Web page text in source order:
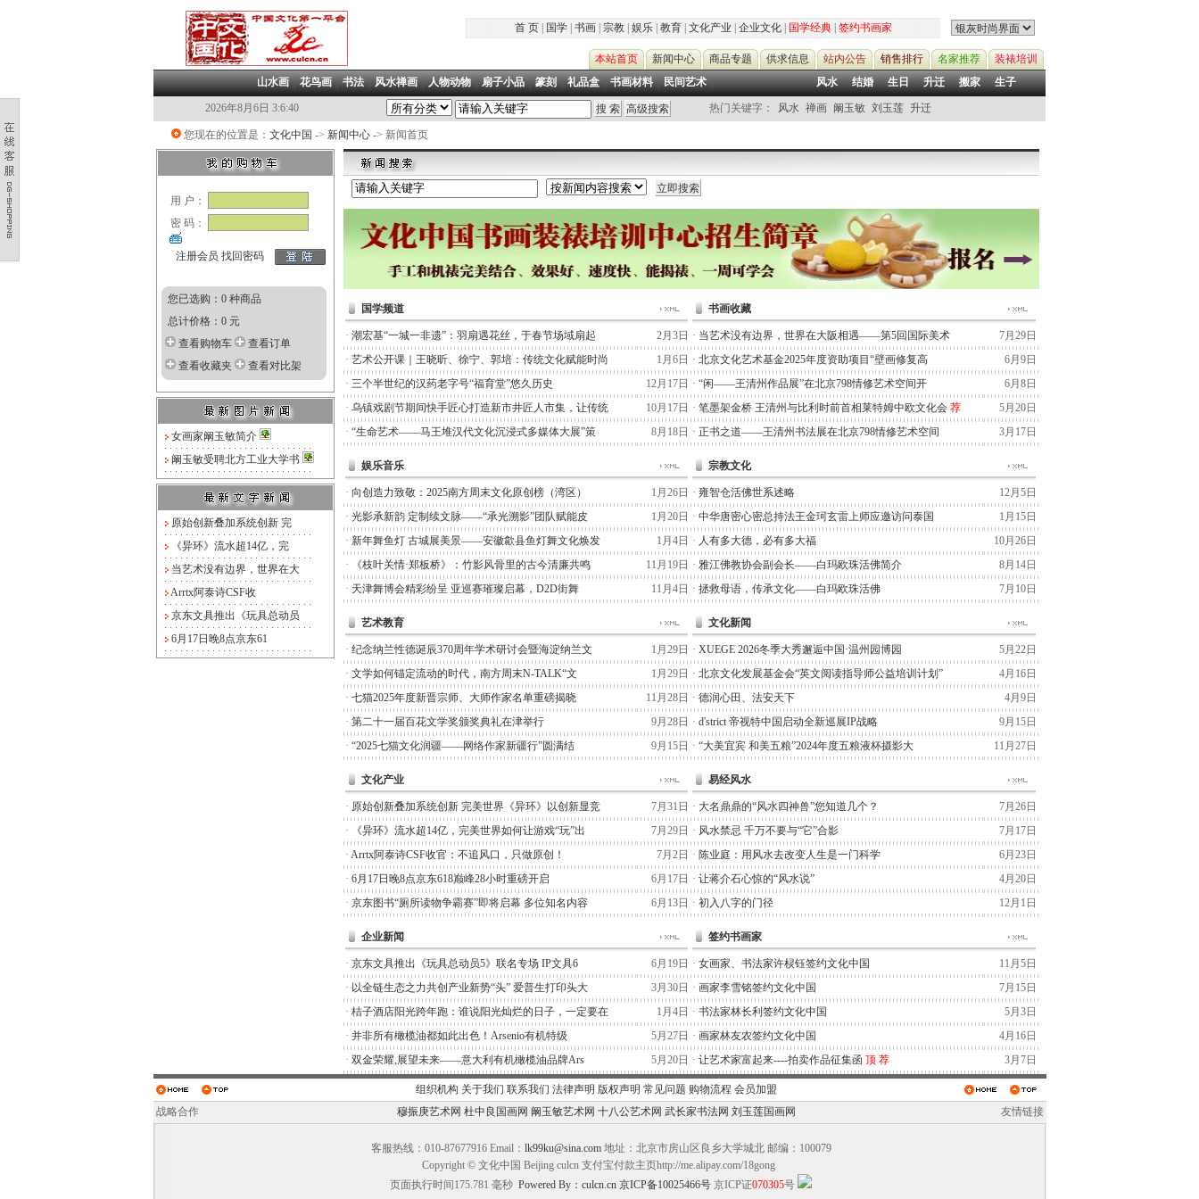
首 页| 国学| 书画| 宗教| 娱乐| 教育| 文化产业 企业文化| 国学经典| 签约书画家
本站首页 新闻中心 商品专题 供求信息 站内公告 销售排行 名家推荐
装裱培训
山水画|花鸟画|书法|风水禅画|人物动物|扇子小品|篆刻 |礼品盒|书画材料|民间艺术| 风水 结婚 生日 升迁 搬家 生子
2026年8月6日 3:6:40 热门关键字： 风水 禅画 阚玉敏 刘玉莲 升迁
您现在的位置是： 文化中国 -> 新闻中心 -> 新闻首页
用 户：
密 码：
注册会员 找回密码
您已选购：0 种商品
总计价格：0 元
查看购物车
查看订单
查看收藏夹
查看对比架
女画家阚玉敏简介
阚玉敏受聘北方工业大学书
原始创新叠加系统创新 完
《异环》流水超14亿，完
当艺术没有边界，世界在大
Arrtx阿泰诗CSF收
京东文具推出《玩具总动员
6月17日晚8点京东61
国学频道
· 潮宏基“一城一非遗”：羽扇遇花丝，于春节场域扇起
2月3日
· 艺术公开课｜王晓昕、徐宁、郭培：传统文化赋能时尚
1月6日
· 三个半世纪的汉药老字号“福育堂”悠久历史
12月17日
· 乌镇戏剧节期间快手匠心打造新市井匠人市集，让传统
10月17日
· “生命艺术——马王堆汉代文化沉浸式多媒体大展”策 8月18日
书画收藏
· 当艺术没有边界，世界在大阪相遇——第5回国际美术
7月29日
· 北京文化艺术基金2025年度资助项目“壁画修复高
6月9日
· “闲——王清州作品展”在北京798情修艺术空间开
6月8日
· 笔墨架金桥 王清州与比利时前首相莱特姆中欧文化会 荐
5月20日
· 正书之道——王清州书法展在北京798情修艺术空间 3月17日
娱乐音乐
· 向创造力致敬：2025南方周末文化原创榜（湾区）
1月26日
· 光影承新韵 定制续文脉——“承光溯影”团队赋能皮
1月20日
· 新年舞鱼灯 古城展美景——安徽歙县鱼灯舞文化焕发
1月4日
·
《枝叶关情·郑板桥》：竹影风骨里的古今清廉共鸣
11月19日
· 天津舞博会精彩纷呈 亚巡赛璀璨启幕，D2D街舞 11月4日
宗教文化
· 雍智仓活佛世系述略
12月5日
· 中华唐密心密总持法王金珂玄雷上师应邀访问泰国
1月15日
· 人有多大德，必有多大福
10月26日
· 雅江佛教协会副会长——白玛欧珠活佛简介
8月14日
· 拯救母语，传承文化——白玛欧珠活佛 7月10日
艺术教育
· 纪念纳兰性德诞辰370周年学术研讨会暨海淀纳兰文
1月29日
· 文学如何锚定流动的时代，南方周末N-TALK“文
1月29日
· 七猫2025年度新晋宗师、大师作家名单重磅揭晓
11月28日
· 第二十一届百花文学奖颁奖典礼在津举行
9月28日
· “2025七猫文化润疆——网络作家新疆行”圆满结 9月15日
文化新闻
· XUEGE 2026冬季大秀邂逅中国·温州园博园
5月22日
· 北京文化发展基金会“英文阅读指导师公益培训计划”
4月16日
· 德润心田、法安天下
4月9日
· d'strict 帝视特中国启动全新巡展IP战略
9月15日
· “大美宜宾 和美五粮”2024年度五粮液杯摄影大 11月27日
文化产业
· 原始创新叠加系统创新 完美世界《异环》以创新显竞
7月31日
·
《异环》流水超14亿，完美世界如何让游戏“玩”出
7月29日
· Arrtx阿泰诗CSF收官：不追风口，只做原创！
7月2日
· 6月17日晚8点京东618巅峰28小时重磅开启
6月17日
· 京东图书“厕所读物争霸赛”即将启幕 多位知名内容 6月13日
易经风水
· 大名鼎鼎的“风水四神兽”您知道几个？
7月26日
· 风水禁忌 千万不要与“它”合影
7月17日
· 陈业庭：用风水去改变人生是一门科学
6月23日
· 让蒋介石心惊的“风水说”
4月20日
· 初入八字的门径 12月1日
企业新闻
· 京东文具推出《玩具总动员5》联名专场 IP文具6
6月19日
· 以全链生态之力共创产业新势“头” 爱普生打印头大
3月30日
· 桔子酒店阳光跨年跑：谁说阳光灿烂的日子，一定要在
1月4日
· 并非所有橄榄油都如此出色！Arsenio有机特级
5月27日
· 双金荣耀,展望未来——意大利有机橄榄油品牌Ars 5月20日
签约书画家
· 女画家、书法家许棂钰签约文化中国
11月5日
· 画家李雪铭签约文化中国
7月15日
· 书法家林长利签约文化中国
5月3日
· 画家林友农签约文化中国
4月16日
· 让艺术家富起来----拍卖作品征集函 顶 荐 3月7日
组织机构 关于我们 联系我们 法律声明 版权声明 常见问题 购物流程 会员加盟
战略合作
穆振庚艺术网 杜中良国画网 阚玉敏艺术网 十八公艺术网 武长家书法网 刘玉莲国画网 友情链接
客服热线：010-87677916 Email： lk99ku@sina.com地址：北京市房山区良乡大学城北 邮编：100079
Copyright © 文化中国 Beijing culcn 支付宝付款主页http://me.alipay.com/18gong
页面执行时间175.781 毫秒 Powered By：culcn.cn 京ICP备10025466号 京ICP证070305号